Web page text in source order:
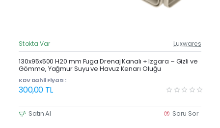
Güncel Fiyat
Yeni Ürün
Stokta Var Luxwares
130x95x500 H20 mm Fuga Drenaj Kanalı + Izgara – Gizli ve
Gömme, Yağmur Suyu ve Havuz Kenarı Oluğu
KDV Dahil Fiyatı :
300,00 TL
Satın Al Soru Sor